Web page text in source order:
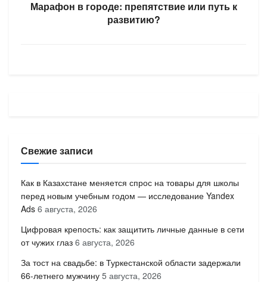
Марафон в городе: препятствие или путь к
развитию?
Свежие записи
Как в Казахстане меняется спрос на товары для школы
перед новым учебным годом — исследование Yandex
Ads 6 августа, 2026
Цифровая крепость: как защитить личные данные в сети
от чужих глаз 6 августа, 2026
За тост на свадьбе: в Туркестанской области задержали
66-летнего мужчину 5 августа, 2026